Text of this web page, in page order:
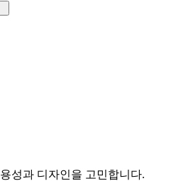
성과 디자인을 고민합니다.